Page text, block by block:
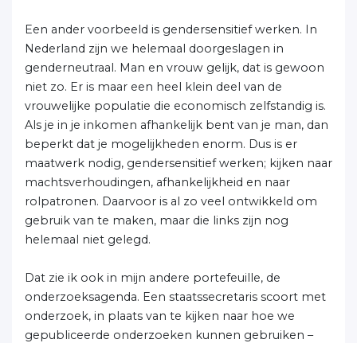
Een ander voorbeeld is gendersensitief werken. In
Nederland zijn we helemaal doorgeslagen in
genderneutraal. Man en vrouw gelijk, dat is gewoon
niet zo. Er is maar een heel klein deel van de
vrouwelijke populatie die economisch zelfstandig is.
Als je in je inkomen afhankelijk bent van je man, dan
beperkt dat je mogelijkheden enorm. Dus is er
maatwerk nodig, gendersensitief werken; kijken naar
machtsverhoudingen, afhankelijkheid en naar
rolpatronen. Daarvoor is al zo veel ontwikkeld om
gebruik van te maken, maar die links zijn nog
helemaal niet gelegd.
Dat zie ik ook in mijn andere portefeuille, de
onderzoeksagenda. Een staatssecretaris scoort met
onderzoek, in plaats van te kijken naar hoe we
gepubliceerde onderzoeken kunnen gebruiken –